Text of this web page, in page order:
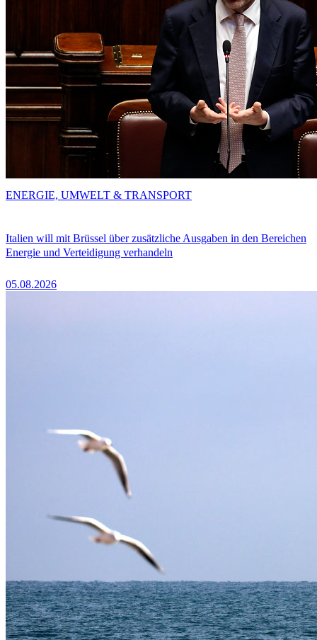
Italien will mit Brüssel über zusätzliche Ausgaben in den Bereichen
Energie und Verteidigung verhandeln
05.08.2026
ENERGIE, UMWELT & TRANSPORT